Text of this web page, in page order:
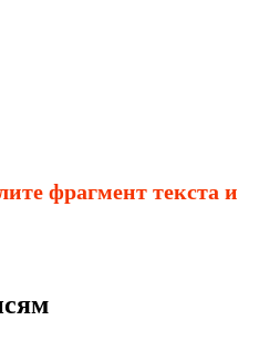
фрагмент текста и